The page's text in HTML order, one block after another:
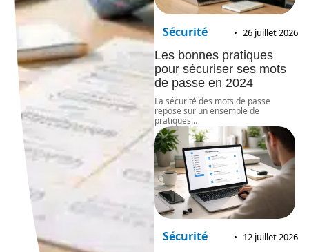
Sécurité 26 juillet 2026
Les bonnes pratiques
pour sécuriser ses mots
de passe en 2024
La sécurité des mots de passe
repose sur un ensemble de
pratiques…
Sécurité 12 juillet 2026